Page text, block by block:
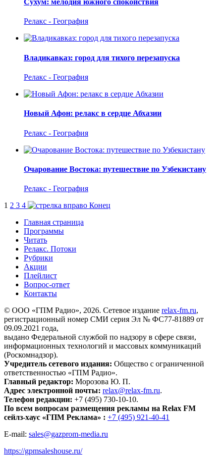
Сухум: мелодия южного спокойствия
Релакс - География
Владикавказ: город для тихого перезапуска
Релакс - География
Новый Афон: релакс в сердце Абхазии
Релакс - География
Очарование Востока: путешествие по Узбекистану
Релакс - География
1 2 3 4
Конец
Главная страница
Программы
Читать
Релакс. Потоки
Рубрики
Акции
Плейлист
Вопрос-ответ
Контакты
© ООО «ГПМ Радио», 2026. Сетевое издание relax-fm.ru,
регистрационный номер СМИ серия Эл № ФС77-81889 от
09.09.2021 года,
выдано Федеральной службой по надзору в сфере связи,
информационных технологий и массовых коммуникаций
(Роскомнадзор).
Учредитель сетевого издания: Общество с ограниченной
ответственностью «ГПМ Радио».
Главный редактор: Морозова Ю. П.
Адрес электронной почты: relax@relax-fm.ru.
Телефон редакции: +7 (495) 730-10-10.
По всем вопросам размещения рекламы на Relax FM
сейлз-хаус «ГПМ Реклама» : +7 (495) 921-40-41
E-mail: sales@gazprom-media.ru
https://gpmsaleshouse.ru/